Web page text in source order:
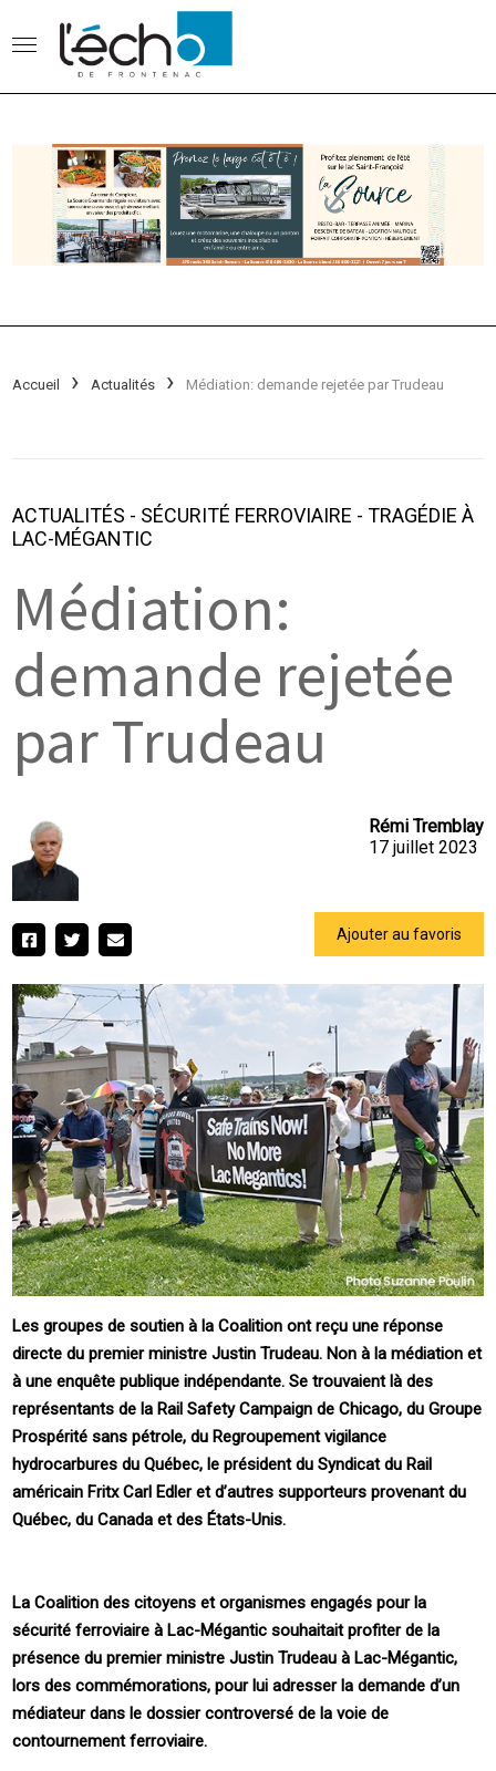
Accueil Actualités Médiation: demande rejetée par Trudeau
ACTUALITÉS - SÉCURITÉ FERROVIAIRE -TRAGÉDIE À
LAC-MÉGANTIC
Médiation:
demande rejetée
par Trudeau
Rémi Tremblay
17 juillet 2023
Ajouter au favoris
Les groupes de soutien à la Coalition ont reçu une réponse
directe du premier ministre Justin Trudeau. Non à la médiation et
à une enquête publique indépendante. Se trouvaient là des
représentants de la Rail Safety Campaign de Chicago, du Groupe
Prospérité sans pétrole, du Regroupement vigilance
hydrocarbures du Québec, le président du Syndicat du Rail
américain Fritx Carl Edler et d’autres supporteurs provenant du
Québec, du Canada et des États-Unis.
La Coalition des citoyens et organismes engagés pour la
sécurité ferroviaire à Lac-Mégantic souhaitait profiter de la
présence du premier ministre Justin Trudeau à Lac-Mégantic,
lors des commémorations, pour lui adresser la demande d’un
médiateur dans le dossier controversé de la voie de
contournement ferroviaire.